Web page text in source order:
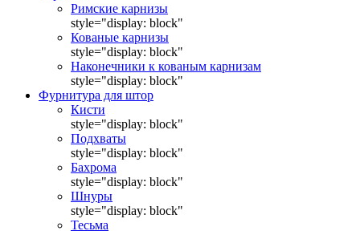
Римские карнизы
style="display: block"
Кованые карнизы
style="display: block"
Наконечники к кованым карнизам
style="display: block"
Фурнитура для штор
Кисти
style="display: block"
Подхваты
style="display: block"
Бахрома
style="display: block"
Шнуры
style="display: block"
Тесьма